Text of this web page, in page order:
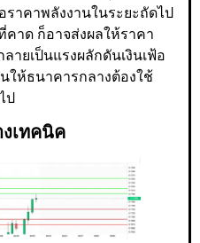
ราคาพลังงานในระยะถัดไป
คาด ก็อาจส่งผลให้ราคา
ายเป็นแรงผลักดันเงินเฟ้อ
ให้ธนาคารกลางต้องใช้
ป
เทคนิค